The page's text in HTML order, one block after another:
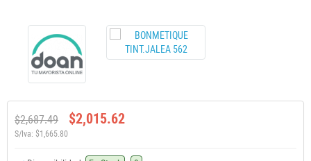
$2,687.49 $2,015.62
S/Iva: $1,665.80